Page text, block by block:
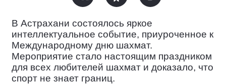
В Астрахани состоялось яркое
интеллектуальное событие, приуроченное к
Международному дню шахмат.
Мероприятие стало настоящим праздником
для всех любителей шахмат и доказало, что
спорт не знает границ.